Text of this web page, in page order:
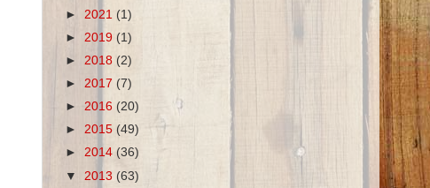
► 2021 (1)
► 2019 (1)
► 2018 (2)
► 2017 (7)
► 2016 (20)
► 2015 (49)
► 2014 (36)
▼ 2013 (63)